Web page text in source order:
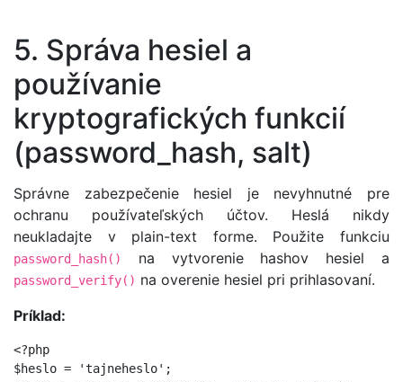
5. Správa hesiel a
používanie
kryptografických funkcií
(password_hash, salt)
Správne zabezpečenie hesiel je nevyhnutné pre
ochranu používateľských účtov. Heslá nikdy
neukladajte v plain-text forme. Použite funkciu
password_hash() na vytvorenie hashov hesiel a
password_verify() na overenie hesiel pri prihlasovaní.
Príklad:
<?php
$heslo = 'tajneheslo';